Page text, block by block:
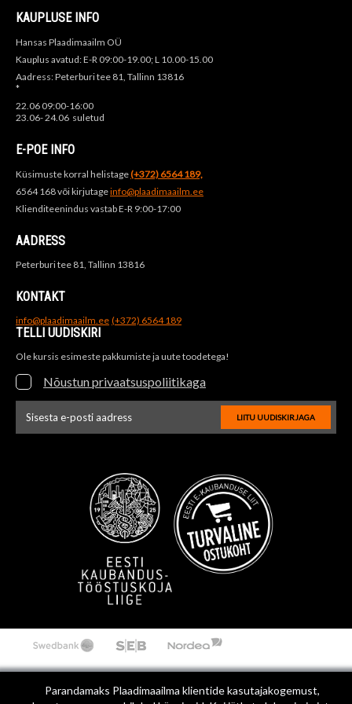
Parandamaks Plaadimaailma klientide kasutajakogemust,
KAUPLUSE INFO
Hansas Plaadimaailm OÜ
Kauplus avatud: E-R 09:00-19.00; L 10.00-15.00
Aadress: Peterburi tee 81, Tallinn 13816
*
22.06 09:00-16:00
23.06- 24.06 suletud
E-POE INFO
Küsimuste korral helistage(+372) 6564 189,
6564 168 või kirjutageinfo@plaadimaailm.ee
Klienditeenindus vastab E-R 9:00-17:00
AADRESS
Peterburi tee 81, Tallinn 13816
KONTAKT
info@plaadimaailm.ee (+372) 6564 189
TELLI UUDISKIRI
Ole kursis esimeste pakkumiste ja uute toodetega!
Nõustun privaatsuspoliitikaga
LIITU UUDISKIRJAGA